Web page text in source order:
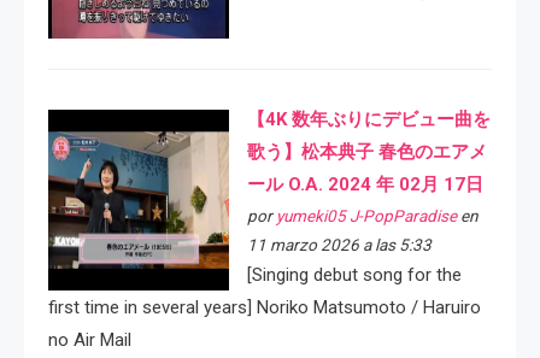
【4K 数年ぶりにデビュー曲を
歌う】松本典子 春色のエアメ
ール O.A. 2024 年 02月 17日
por yumeki05 J-PopParadiseen
11 marzo 2026 a las 5:33
[Singing debut song for the
first time in several years] Noriko Matsumoto / Haruiro
no Air Mail